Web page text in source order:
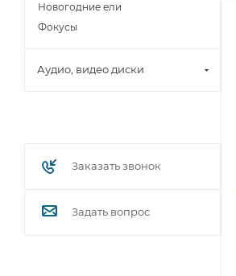
Новогодние ели
Фокусы
Аудио, видео диски
Заказать звонок
Задать вопрос